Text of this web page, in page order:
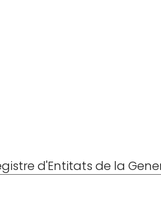
d'Entitats de la